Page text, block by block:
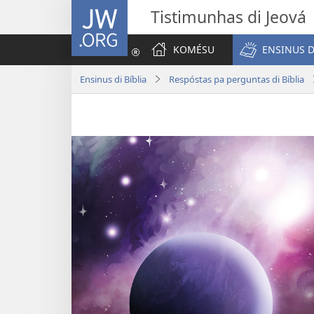
JW.ORG Tistimunhas di Jeová
KOMÉSU
ENSINUS
Ensinus di Bíblia Respóstas pa perguntas di Bíblia